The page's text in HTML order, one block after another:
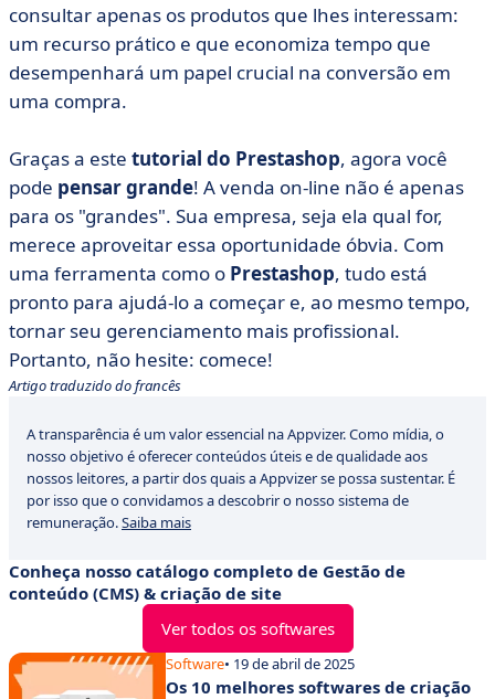
consultar apenas os produtos que lhes interessam:
um recurso prático e que economiza tempo que
desempenhará um papel crucial na conversão em
uma compra.
Graças a este tutorial do Prestashop, agora você
pode pensar grande! A venda on-line não é apenas
para os "grandes". Sua empresa, seja ela qual for,
merece aproveitar essa oportunidade óbvia. Com
uma ferramenta como o Prestashop, tudo está
pronto para ajudá-lo a começar e, ao mesmo tempo,
tornar seu gerenciamento mais profissional.
Portanto, não hesite: comece!
Artigo traduzido do francês
A transparência é um valor essencial na Appvizer. Como mídia, o
nosso objetivo é oferecer conteúdos úteis e de qualidade aos
nossos leitores, a partir dos quais a Appvizer se possa sustentar. É
por isso que o convidamos a descobrir o nosso sistema de
remuneração.Saiba mais
Conheça nosso catálogo completo de Gestão de
conteúdo (CMS) & criação de site
Ver todos os softwares
Software• 19 de abril de 2025
Os 10 melhores softwares de criação